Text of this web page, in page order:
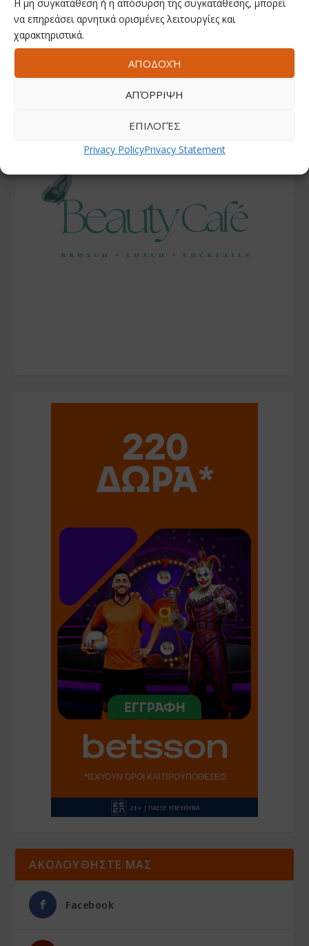
Η μη συγκατάθεση ή η απόσυρση της συγκατάθεσης, μπορεί
να επηρεάσει αρνητικά ορισμένες λειτουργίες και
χαρακτηριστικά.
ΑΠΟΔΟΧΉ
ΑΠΌΡΡΙΨΗ
ΕΠΙΛΟΓΈΣ
Privacy PolicyPrivacy Statement
ΑΚΟΛΟΥΘΗΣΤΕ ΜΑΣ
Facebook